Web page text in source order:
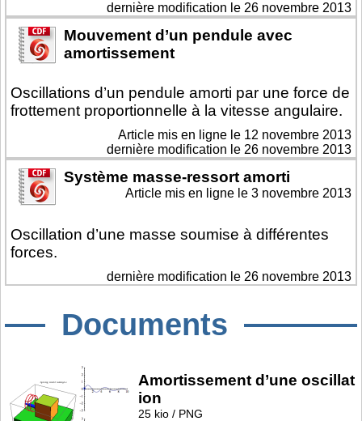
dernière modification le 26 novembre 2013
Mouvement d’un pendule avec
amortissement
Oscillations d’un pendule amorti par une force de
frottement proportionnelle à la vitesse angulaire.
Article mis en ligne le 12 novembre 2013
dernière modification le 26 novembre 2013
Système masse-ressort amorti
Oscillation d’une masse soumise à différentes
forces.
Article mis en ligne le 3 novembre 2013
dernière modification le 26 novembre 2013
Documents
Amortissement d’une oscillat
ion
25 kio / PNG